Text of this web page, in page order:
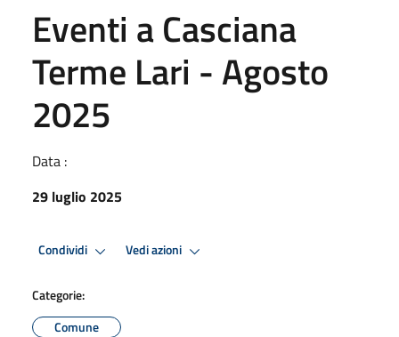
Eventi a Casciana
Terme Lari - Agosto
2025
Data :
29 luglio 2025
Condividi Vedi azioni
Categorie:
Comune